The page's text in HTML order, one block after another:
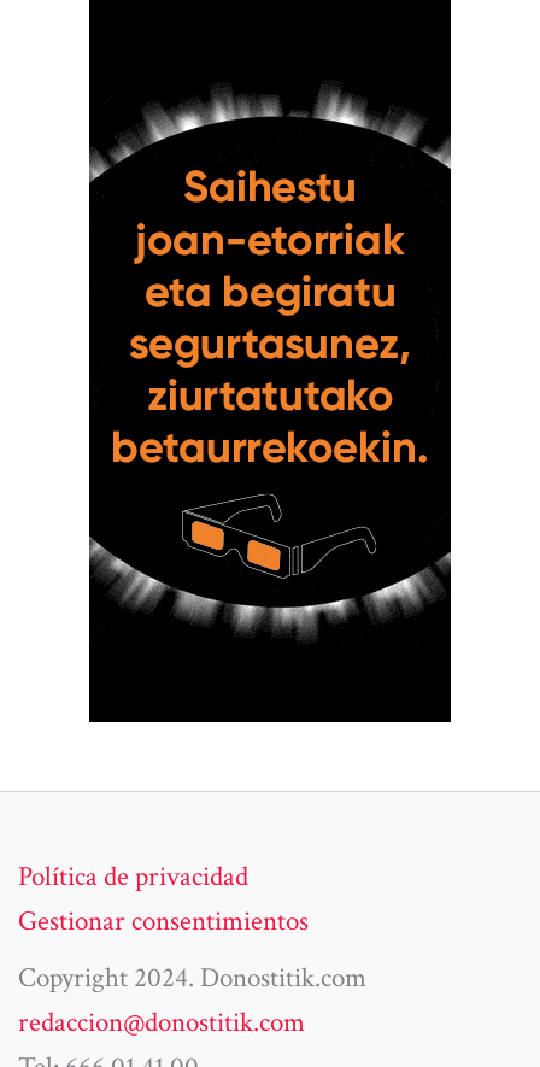
Política de privacidad
Gestionar consentimientos
Copyright 2024. Donostitik.com
redaccion@donostitik.com